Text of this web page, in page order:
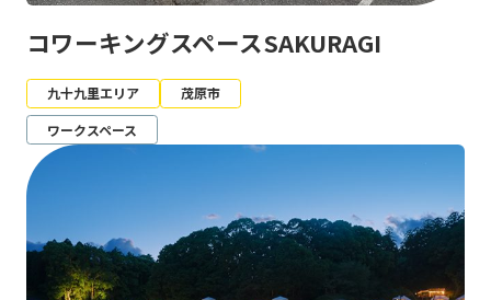
コワーキングスペースSAKURAGI
九十九里エリア
茂原市
ワークスペース